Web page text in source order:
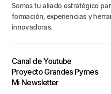
Somos tu aliado estratégico
formación, experiencias y
innovadoras.
Canal de Youtube
Proyecto Grandes Pymes
Mi Newsletter